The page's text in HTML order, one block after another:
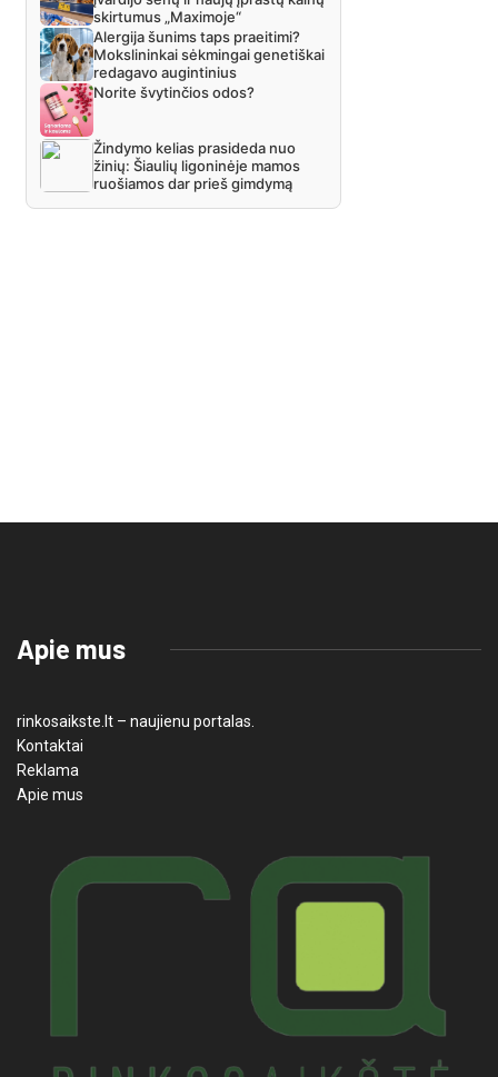
Apie mus
rinkosaikste.lt – naujienu portalas.
Kontaktai
Reklama
Apie mus